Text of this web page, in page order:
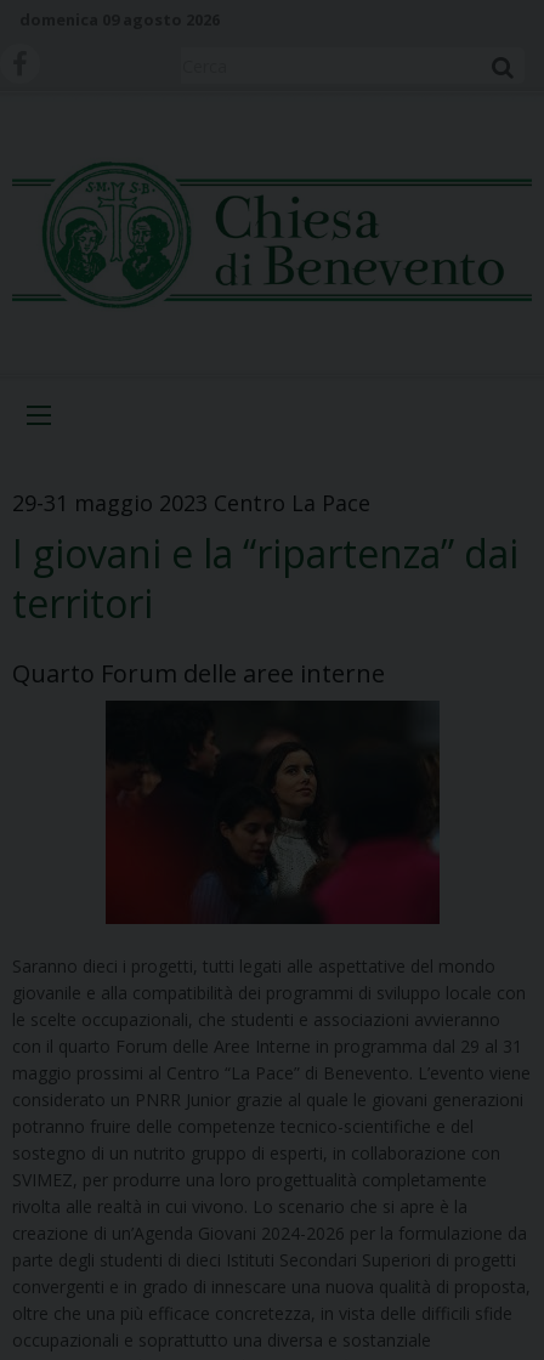
29-31 maggio 2023 Centro La Pace
I giovani e la “ripartenza” dai
territori
Quarto Forum delle aree interne
Saranno dieci i progetti, tutti legati alle aspettative del mondo
giovanile e alla compatibilità dei programmi di sviluppo locale con
le scelte occupazionali, che studenti e associazioni avvieranno
con il quarto Forum delle Aree Interne in programma dal 29 al 31
maggio prossimi al Centro “La Pace” di Benevento. L’evento viene
considerato un PNRR Junior grazie al quale le giovani generazioni
potranno fruire delle competenze tecnico-scientifiche e del
sostegno di un nutrito gruppo di esperti, in collaborazione con
SVIMEZ, per produrre una loro progettualità completamente
rivolta alle realtà in cui vivono. Lo scenario che si apre è la
creazione di un’Agenda Giovani 2024-2026 per la formulazione da
parte degli studenti di dieci Istituti Secondari Superiori di progetti
convergenti e in grado di innescare una nuova qualità di proposta,
oltre che una più efficace concretezza, in vista delle difficili sfide
occupazionali e soprattutto una diversa e sostanziale